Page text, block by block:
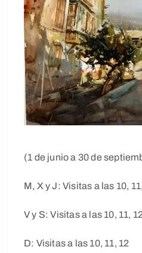
(1 de junio a 30 de
M, X y J: Visitas a las 10,
V y S: Visitas a las 10, 11,
D: Visitas a las 10, 11, 12